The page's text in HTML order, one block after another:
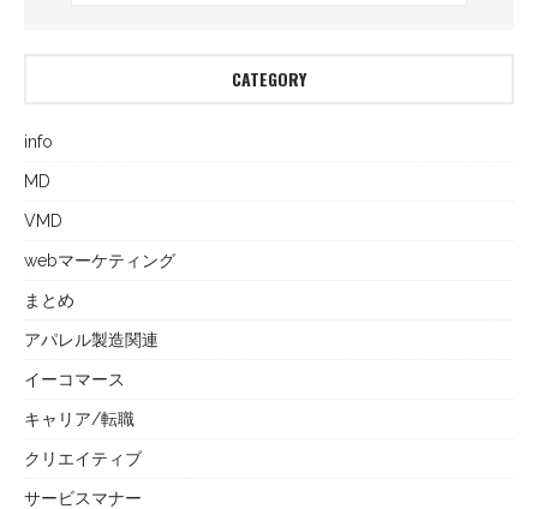
CATEGORY
info
MD
VMD
webマーケティング
まとめ
アパレル製造関連
イーコマース
キャリア/転職
クリエイティブ
サービスマナー